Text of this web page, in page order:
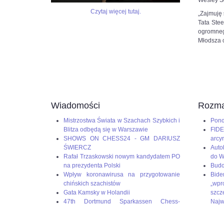
do
mistrzostwo
świata
szachach
klasycznych.
będą
piekielnie
trudne
zmagania,
ale
Duda
Czytaj więcej tutaj.
Tata
Wiadomości
Mistrzostwa Świata w Szachach Szybkich i
Blitza odbędą się w Warszawie
SHOWS ON CHESS24 - GM DARIUSZ
ŚWIERCZ
Rafał Trzaskowski nowym kandydatem PO
na prezydenta Polski
Wpływ koronawirusa na przygotowanie
chińskich szachistów
Gata Kamsky w Holandii
47th Dortmund Sparkassen Chess-
do